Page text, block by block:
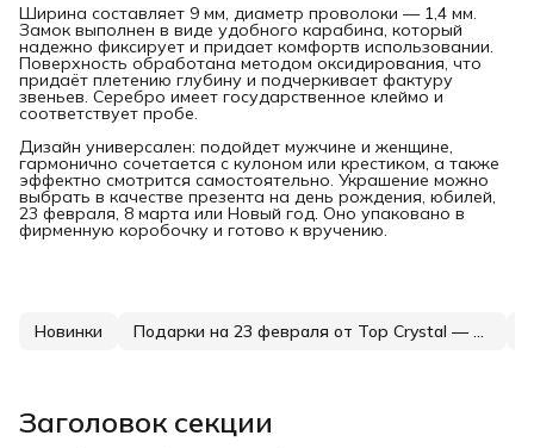
Ширина составляет 9 мм, диаметр проволоки — 1,4 мм.
Замок выполнен в виде удобного карабина, который
надежно фиксирует и придает комфортв использовании.
Поверхность обработана методом оксидирования, что
придаёт плетению глубину и подчеркивает фактуру
звеньев. Серебро имеет государственное клеймо и
соответствует пробе.
Дизайн универсален: подойдет мужчине и женщине,
гармонично сочетается с кулоном или крестиком, а также
эффектно смотрится самостоятельно. Украшение можно
выбрать в качестве презента на день рождения, юбилей,
23 февраля, 8 марта или Новый год. Оно упаковано в
фирменную коробочку и готово к вручению.
Новинки Подарки на 23 февраля от Top Crystal — серебро, которое носят каждый день
Заголовок секции